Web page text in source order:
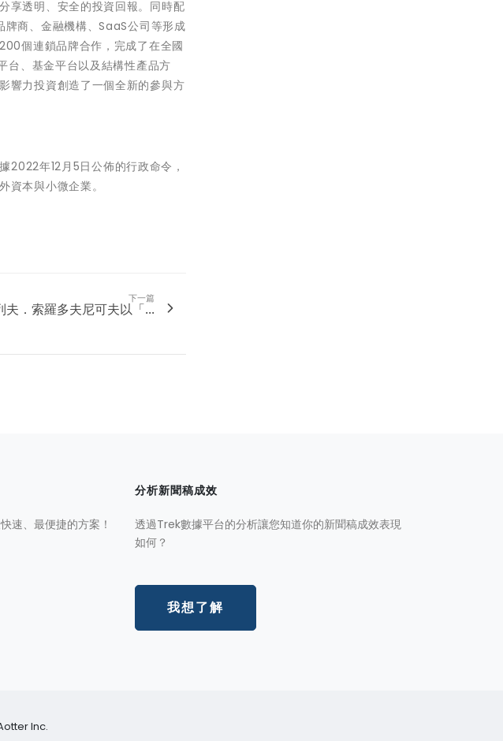
享透明、安全的投資回報。同時配
商、金融機構、SaaS公司等形成
個連鎖品牌合作，完成了在全國
台、基金平台以及結構性產品方
響力投資創造了一個全新的參與方
2022年12月5日公佈的行政命令，
資本與小微企業。
下一篇
夫．索羅多夫尼可夫以「...
速、最便捷的方案！
分析新聞稿成效
透過Trek數據平台的分析讓您知道你的新聞稿成效表現
如何？
我想了解
Inc.